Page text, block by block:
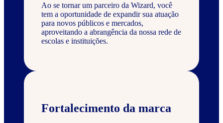
Ao se tornar um parceiro da Wizard, você
tem a oportunidade de expandir sua atuação
para novos públicos e mercados,
aproveitando a abrangência da nossa rede de
escolas e instituições.
Fortalecimento da marca